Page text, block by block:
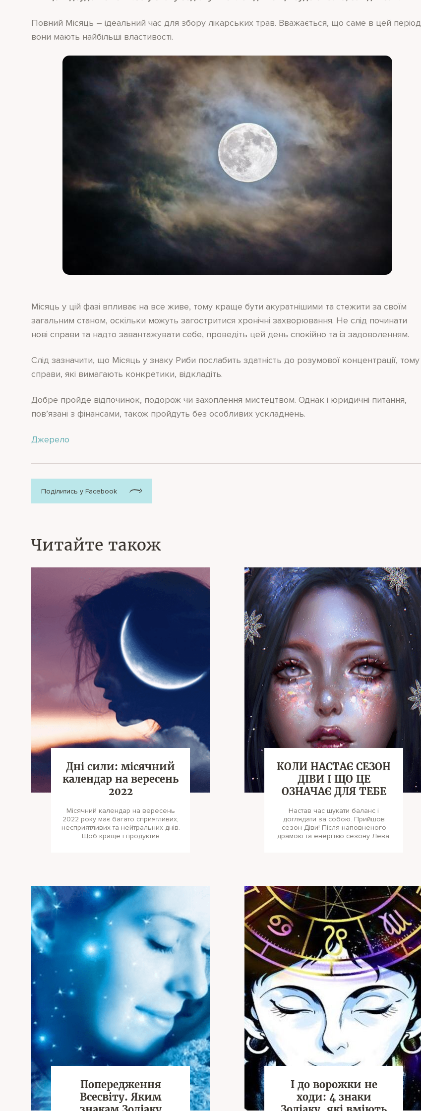
Повний Місяць – ідеальний час для збору лікарських трав. Вважається, що саме в цей період
вони мають найбільші властивості.
Місяць у цій фазі впливає на все живе, тому краще бути акуратнішими та стежити за своїм
загальним станом, оскільки можуть загостритися хронічні захворювання. Не слід починати
нові справи та надто завантажувати себе, проведіть цей день спокійно та із задоволенням.
Слід зазначити, що Місяць у знаку Риби послабить здатність до розумової концентрації, тому
справи, які вимагають конкретики, відкладіть.
Добре пройде відпочинок, подорож чи захоплення мистецтвом. Однак і юридичні питання,
пов’язані з фінансами, також пройдуть без особливих ускладнень.
Джерело
Поділитись у Facebook
Читайте також
Дні сили: місячний
календар на вересень
2022
Місячний календар на вересень
2022 року має багато сприятливих,
несприятливих та нейтральних днів.
Щоб краще і продуктив
КОЛИ НАСТАЄ СЕЗОН
ДІВИ І ЩО ЦЕ
ОЗНАЧАЄ ДЛЯ ТЕБЕ
Настав час шукати баланс і
доглядати за собою. Прийшов
сезон Діви! Після наповненого
драмою та енергією сезону Лева,
Попередження
Всесвіту. Яким
І до ворожки не
ходи: 4 знаки